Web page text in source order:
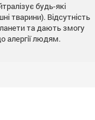
будь-які
тварини). Відсутність
та дають змогу
алергії людям.